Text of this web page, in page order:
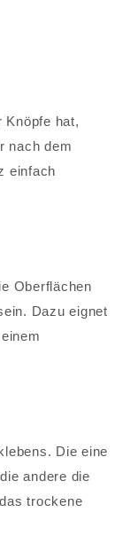
Knöpfe hat,
nach dem
einfach
Oberflächen
Dazu eignet
Die eine
andere die
trockene